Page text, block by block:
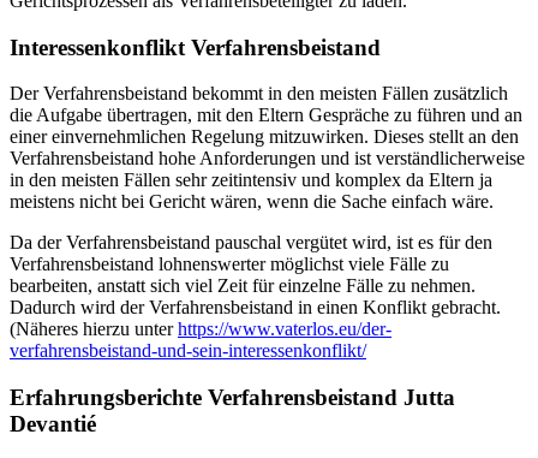
Interessenkonflikt Verfahrensbeistand
Der Verfahrensbeistand bekommt in den meisten Fällen zusätzlich
die Aufgabe übertragen, mit den Eltern Gespräche zu führen und an
einer einvernehmlichen Regelung mitzuwirken. Dieses stellt an den
Verfahrensbeistand hohe Anforderungen und ist verständlicherweise
in den meisten Fällen sehr zeitintensiv und komplex da Eltern ja
meistens nicht bei Gericht wären, wenn die Sache einfach wäre.
Da der Verfahrensbeistand pauschal vergütet wird, ist es für den
Verfahrensbeistand lohnenswerter möglichst viele Fälle zu
bearbeiten, anstatt sich viel Zeit für einzelne Fälle zu nehmen.
Dadurch wird der Verfahrensbeistand in einen Konflikt gebracht.
(Näheres hierzu unterhttps://www.vaterlos.eu/der-
verfahrensbeistand-und-sein-interessenkonflikt/
Erfahrungsberichte Verfahrensbeistand Jutta
Devantié